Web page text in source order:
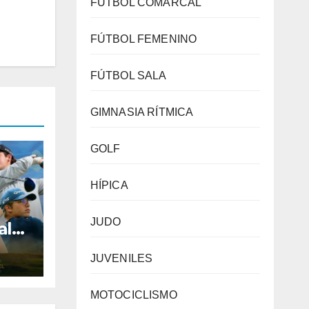
FÚTBOL COMARCAL
FÚTBOL FEMENINO
FÚTBOL SALA
GIMNASIA RÍTMICA
GOLF
HÍPICA
JUDO
JUVENILES
MOTOCICLISMO